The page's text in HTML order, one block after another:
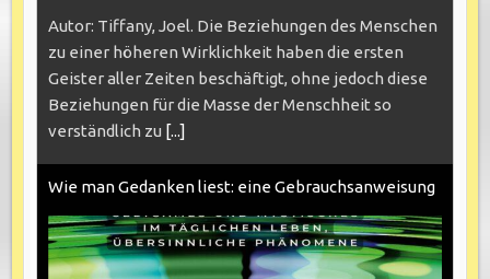
Autor: Tiffany, Joel. Die Beziehungen des Menschen
zu einer höheren Wirklichkeit haben die ersten
Geister aller Zeiten beschäftigt, ohne jedoch diese
Beziehungen für die Masse der Menschheit so
verständlich zu [...]
Wie man Gedanken liest: eine Gebrauchsanweisung